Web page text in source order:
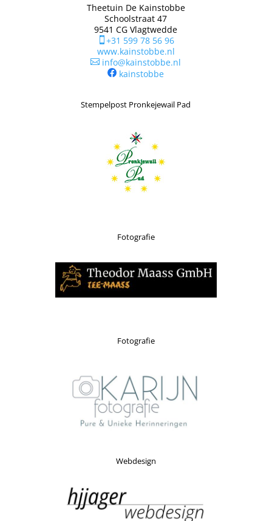
Theetuin De Kainstobbe
Schoolstraat 47
9541 CG Vlagtwedde
+31 599 78 56 96
www.kainstobbe.nl
 info@kainstobbe.nl
kainstobbe
Stempelpost Pronkejewail Pad
Fotografie
Fotografie
Webdesign